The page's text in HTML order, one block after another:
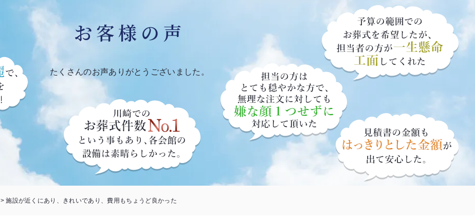
お客様の声
たくさんのお声ありがとうございました。
>施設が近くにあり、きれいであり、費用もちょうど良かった